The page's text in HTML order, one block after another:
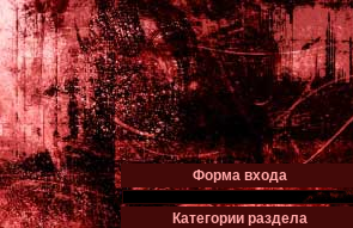
Форма входа
Категории раздела